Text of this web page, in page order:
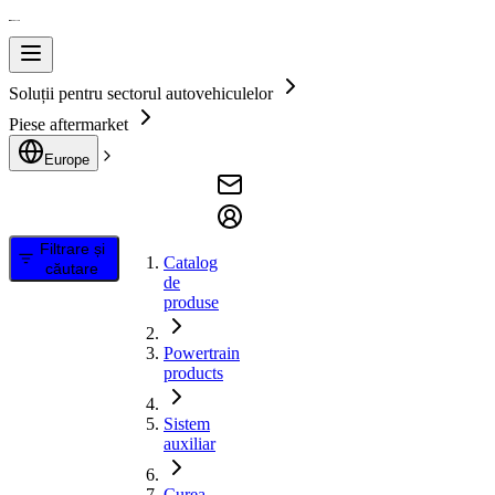
Soluții pentru sectorul autovehiculelor
Piese aftermarket
Europe
Filtrare și
căutare
Catalog
de
produse
Powertrain
products
Sistem
auxiliar